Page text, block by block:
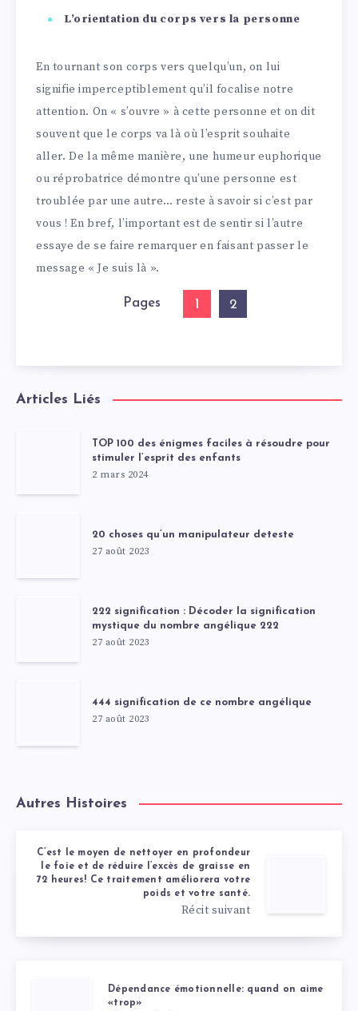
L’orientation du corps vers la personne
En tournant son corps vers quelqu’un, on lui
signifie imperceptiblement qu’il focalise notre
attention. On « s’ouvre » à cette personne et on dit
souvent que le corps va là où l’esprit souhaite
aller. De la même manière, une humeur euphorique
ou réprobatrice démontre qu’une personne est
troublée par une autre… reste à savoir si c’est par
vous ! En bref, l’important est de sentir si l’autre
essaye de se faire remarquer en faisant passer le
message « Je suis là ».
Pages 1 2
Articles Liés
TOP 100 des énigmes faciles à résoudre pour
stimuler l’esprit des enfants
2 mars 2024
20 choses qu’un manipulateur deteste
27 août 2023
222 signification : Décoder la signification
mystique du nombre angélique 222
27 août 2023
444 signification de ce nombre angélique
27 août 2023
Autres Histoires
C’est le moyen de nettoyer en profondeur
le foie et de réduire l’excès de graisse en
72 heures! Ce traitement améliorera votre
poids et votre santé.
Récit suivant
Dépendance émotionnelle: quand on aime
«trop»